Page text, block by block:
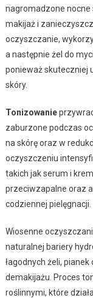
nagromadzone
makijaż i
oczyszczanie,
a następnie żel do
ponieważ skuteczniej
skóry.
Tonizowanie
zaburzone podczas
na skórę oraz w
oczyszczeniu
takich jak serum i
przeciwzapalne oraz
codziennej pielęgnacji.
Wiosenne
naturalnej bariery
łagodnych żeli,
demakijażu. Proces
roślinnymi, które